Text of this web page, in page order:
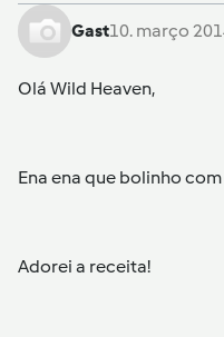
Gast10. março
Olá Wild Heaven,
Ena ena que bolinho
Adorei a receita!